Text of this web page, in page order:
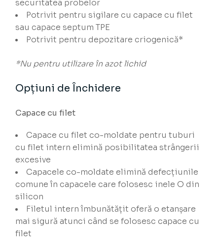
securitatea probelor
Potrivit pentru sigilare cu capace cu filet
sau capace septum TPE
Potrivit pentru depozitare criogenică*
*Nu pentru utilizare în azot lichid
Opțiuni de Închidere
Capace cu filet
Capace cu filet co-moldate pentru tuburi
cu filet intern elimină posibilitatea strângerii
excesive
Capacele co-moldate elimină defecțiunile
comune în capacele care folosesc inele O din
silicon
Filetul intern îmbunătățit oferă o etanșare
mai sigură atunci când se folosesc capace cu
filet